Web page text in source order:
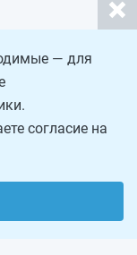
— для
согласие на